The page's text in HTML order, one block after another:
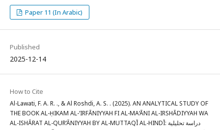
Paper 11 (In Arabic)
Published
2025-12-14
How to Cite
Al-Lawati, F. A. R. ., & Al Roshdi, A. S. . (2025). AN ANALYTICAL STUDY OF
THE BOOK AL-ḤIKAM AL-‘IRFĀNIYYAH FI AL-MA‘ĀNI AL-IRSHĀDIYYAH WA
AL-ISHĀRAT AL-QUR’ĀNIYYAH BY AL-MUTTAQĪ AL-HINDĪ: دراسة تحليلية